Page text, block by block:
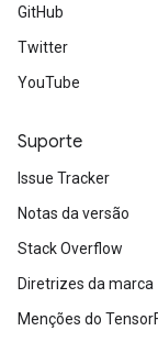
GitHub
Twitter
YouTube
Suporte
Issue Tracker
Notas da versão
Stack Overflow
Diretrizes da marca
Menções do